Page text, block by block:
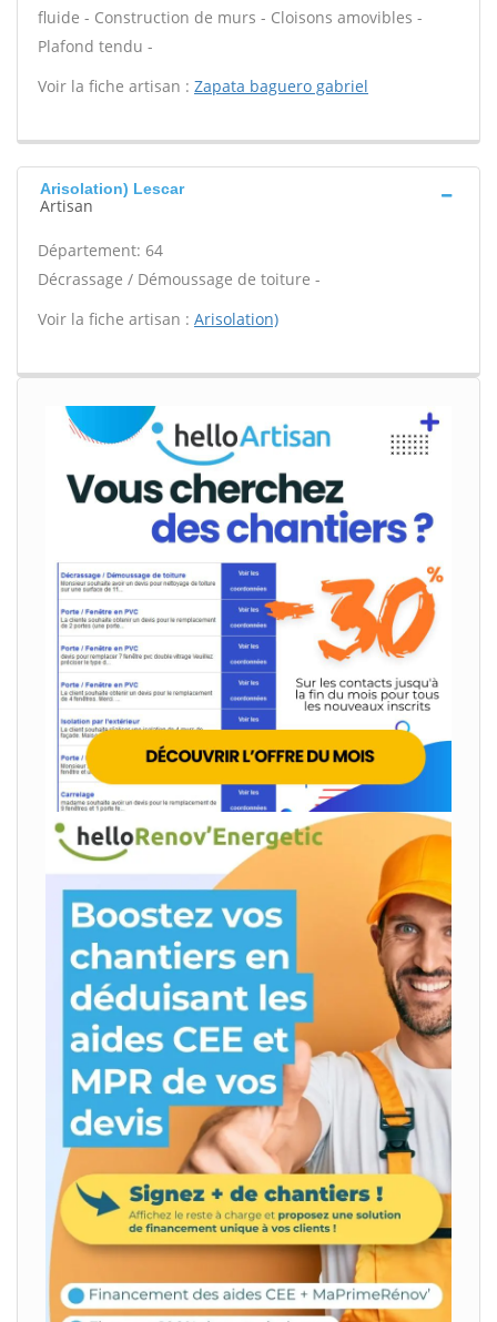
fluide - Construction de murs - Cloisons amovibles -
Plafond tendu -
Voir la fiche artisan : Zapata baguero gabriel
Arisolation) Lescar
Artisan
Département: 64
Décrassage / Démoussage de toiture -
Voir la fiche artisan : Arisolation)